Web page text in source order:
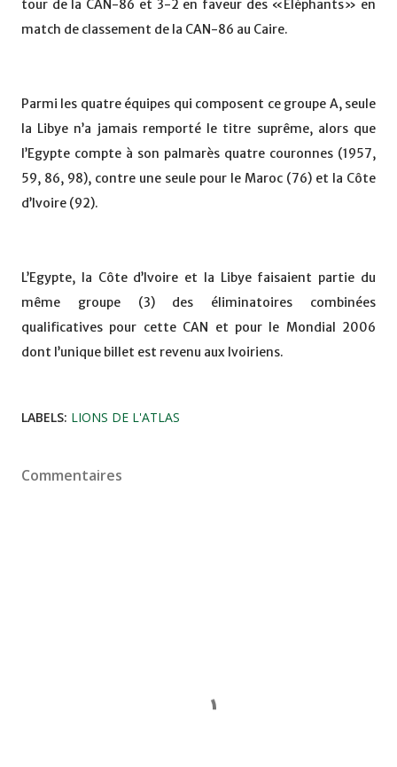
tour de la CAN-86 et 3-2 en faveur des «Eléphants» en
match de classement de la CAN-86 au Caire.
Parmi les quatre équipes qui composent ce groupe A, seule
la Libye n’a jamais remporté le titre suprême, alors que
l’Egypte compte à son palmarès quatre couronnes (1957,
59, 86, 98), contre une seule pour le Maroc (76) et la Côte
d’Ivoire (92).
L’Egypte, la Côte d’Ivoire et la Libye faisaient partie du
même groupe (3) des éliminatoires combinées
qualificatives pour cette CAN et pour le Mondial 2006
dont l’unique billet est revenu aux Ivoiriens.
LABELS: LIONS DE L'ATLAS
Commentaires